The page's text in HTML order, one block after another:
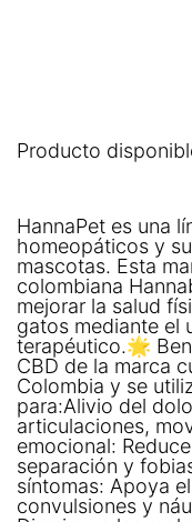
Producto
HannaPet es una
homeopáticos y
mascotas. Esta
colombiana
mejorar la salud
gatos mediante el
terapéutico.🌟
CBD de la marca
Colombia y se
para:Alivio del
articulaciones,
emocional:
separación y
síntomas: Apoya
convulsiones y